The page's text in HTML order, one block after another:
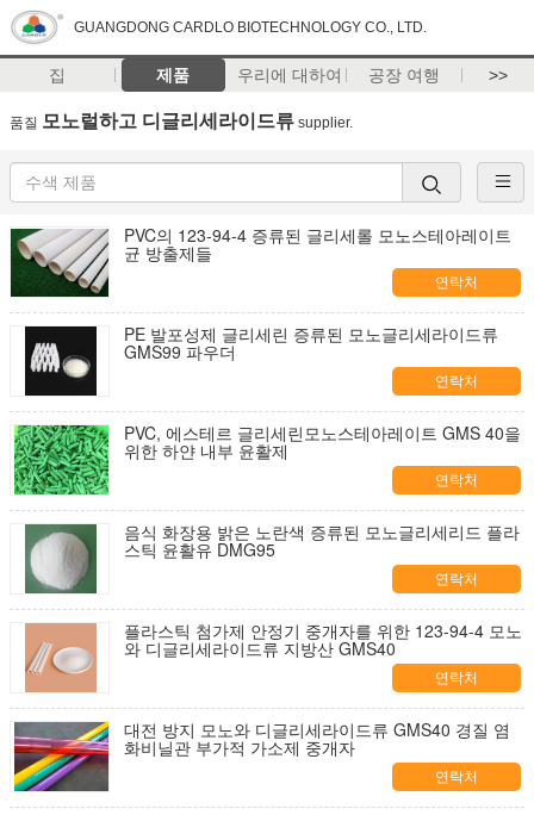
GUANGDONG CARDLO BIOTECHNOLOGY CO., LTD.
집 제품 우리에 대하여 공장 여행 >>
품질 모노럴하고 디글리세라이드류 supplier.
PVC의 123-94-4 증류된 글리세롤 모노스테아레이트
균 방출제들
연락처
PE 발포성제 글리세린 증류된 모노글리세라이드류
GMS99 파우더
연락처
PVC, 에스테르 글리세린모노스테아레이트 GMS 40을
위한 하얀 내부 윤활제
연락처
음식 화장용 밝은 노란색 증류된 모노글리세리드 플라
스틱 윤활유 DMG95
연락처
플라스틱 첨가제 안정기 중개자를 위한 123-94-4 모노
와 디글리세라이드류 지방산 GMS40
연락처
대전 방지 모노와 디글리세라이드류 GMS40 경질 염
화비닐관 부가적 가소제 중개자
연락처